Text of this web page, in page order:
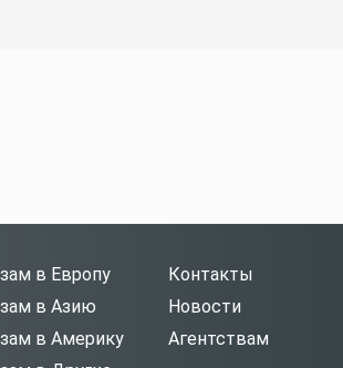
в Европу
в Азию
в Америку
Контакты
Новости
Агентствам